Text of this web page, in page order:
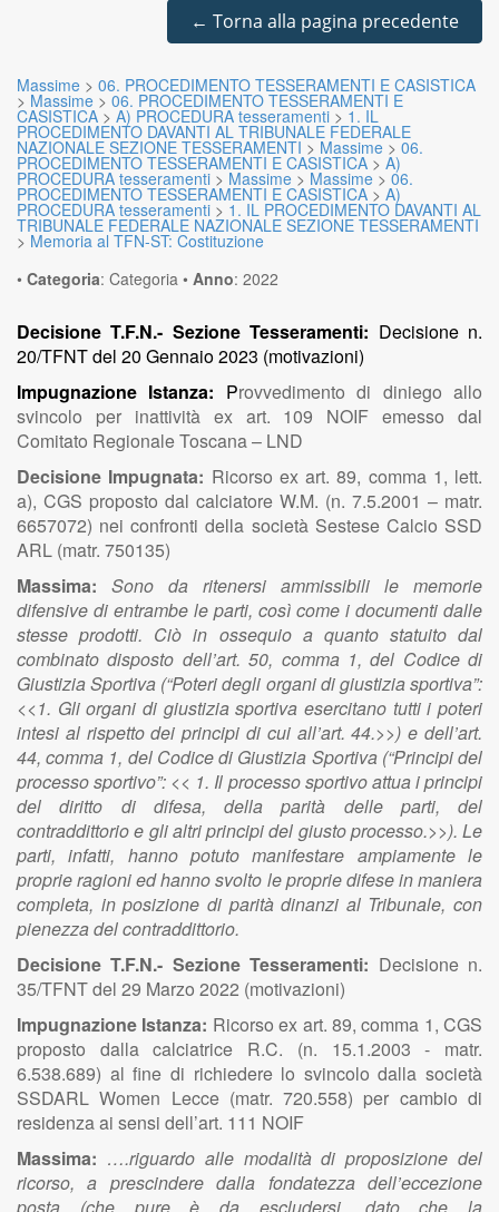
← Torna alla pagina precedente
Massime > 06. PROCEDIMENTO TESSERAMENTI E CASISTICA
> Massime > 06. PROCEDIMENTO TESSERAMENTI E
CASISTICA > A) PROCEDURA tesseramenti > 1. IL
PROCEDIMENTO DAVANTI AL TRIBUNALE FEDERALE
NAZIONALE SEZIONE TESSERAMENTI > Massime > 06.
PROCEDIMENTO TESSERAMENTI E CASISTICA > A)
PROCEDURA tesseramenti > Massime > Massime > 06.
PROCEDIMENTO TESSERAMENTI E CASISTICA > A)
PROCEDURA tesseramenti > 1. IL PROCEDIMENTO DAVANTI AL
TRIBUNALE FEDERALE NAZIONALE SEZIONE TESSERAMENTI
> Memoria al TFN-ST: Costituzione
• Categoria: Categoria • Anno: 2022
Decisione T.F.N.- Sezione Tesseramenti: Decisione n.
20/TFNT del 20 Gennaio 2023 (motivazioni)
Impugnazione Istanza: Provvedimento di diniego allo
svincolo per inattività ex art. 109 NOIF emesso dal
Comitato Regionale Toscana – LND
Decisione Impugnata: Ricorso ex art. 89, comma 1, lett.
a), CGS proposto dal calciatore W.M. (n. 7.5.2001 – matr.
6657072) nei confronti della società Sestese Calcio SSD
ARL (matr. 750135)
Massima:
Sono da ritenersi ammissibili le memorie
difensive di entrambe le parti, così come i documenti dalle
stesse prodotti. Ciò in ossequio a quanto statuito dal
combinato disposto dell’art. 50, comma 1, del Codice di
Giustizia Sportiva (“Poteri degli organi di giustizia sportiva”:
<<1. Gli organi di giustizia sportiva esercitano tutti i poteri
intesi al rispetto dei principi di cui all’art. 44.>>) e dell’art.
44, comma 1, del Codice di Giustizia Sportiva (“Principi del
processo sportivo”: << 1. Il processo sportivo attua i principi
del diritto di difesa, della parità delle parti, del
contraddittorio e gli altri principi del giusto processo.>>). Le
parti, infatti, hanno potuto manifestare ampiamente le
proprie ragioni ed hanno svolto le proprie difese in maniera
completa, in posizione di parità dinanzi al Tribunale, con
pienezza del contraddittorio.
Decisione T.F.N.- Sezione Tesseramenti: Decisione n.
35/TFNT del 29 Marzo 2022 (motivazioni)
Impugnazione Istanza: Ricorso ex art. 89, comma 1, CGS
proposto dalla calciatrice R.C. (n. 15.1.2003 - matr.
6.538.689) al fine di richiedere lo svincolo dalla società
SSDARL Women Lecce (matr. 720.558) per cambio di
residenza ai sensi dell’art. 111 NOIF
Massima: ….riguardo alle modalità di proposizione del
ricorso, a prescindere dalla fondatezza dell’eccezione